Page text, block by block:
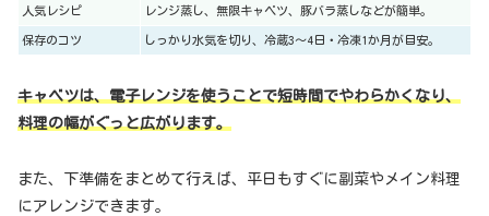
人気レシピ レンジ蒸し、無限キャベツ、豚バラ蒸しなどが簡単。
保存のコツ しっかり水気を切り、冷蔵3〜4日・冷凍1か月が目安。
キャベツは、電子レンジを使うことで短時間でやわらかくなり、
料理の幅がぐっと広がります。
また、下準備をまとめて行えば、平日もすぐに副菜やメイン料理
にアレンジできます。